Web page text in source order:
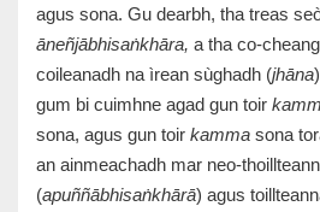
agus sona. Gu dearbh, tha treas
āneñjābhisaṅkhāra, a tha co-
coileanadh na ìrean sùghadh (jhāna
gum bi cuimhne agad gun toir
sona, agus gun toir kamma sona
an ainmeachadh mar neo-
(apuññābhisaṅkhārā) agus